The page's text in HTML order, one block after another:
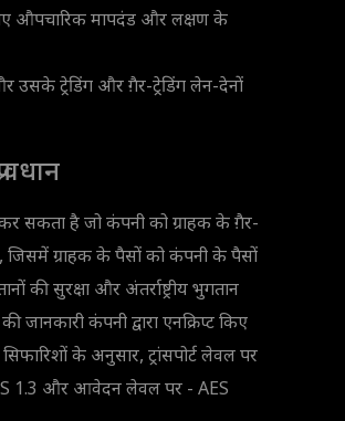
औपचारिक मापदंड और लक्षण के
उसके ट्रेडिंग और ग़ैर-ट्रेडिंग लेन-देनों
कर सकता है जो कंपनी को ग्राहक के ग़ैर-
जिसमें ग्राहक के पैसों को कंपनी के पैसों
सुरक्षा और अंतर्राष्ट्रीय भुगतान
कंपनी द्वारा एनक्रिप्ट किए
के अनुसार, ट्रांसपोर्ट लेवल पर
1.3 और आवेदन लेवल पर - AES